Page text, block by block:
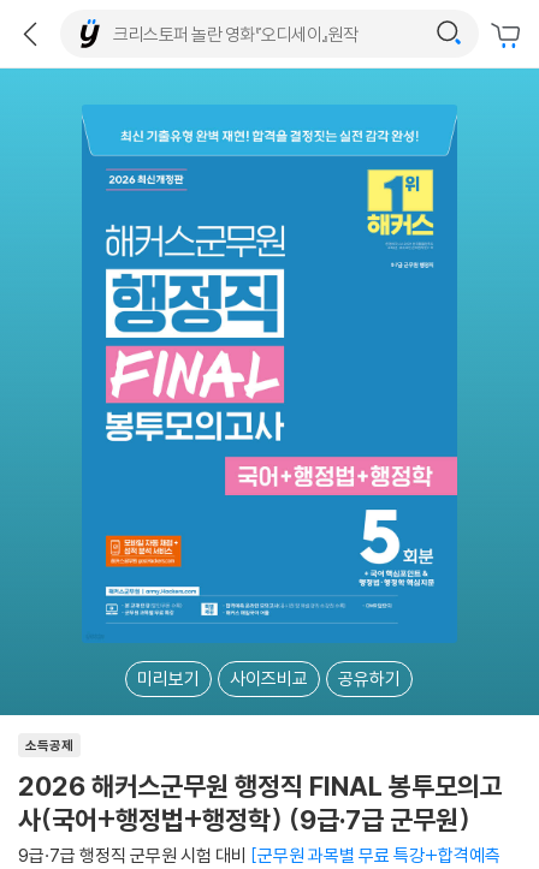
미리보기 사이즈비교 공유하기
소득공제
2026 해커스군무원 행정직 FINAL 봉투모의고
사(국어+행정법+행정학) (9급·7급 군무원)
9급·7급 행정직 군무원 시험 대비 군무원 과목별 무료 특강+합격예측